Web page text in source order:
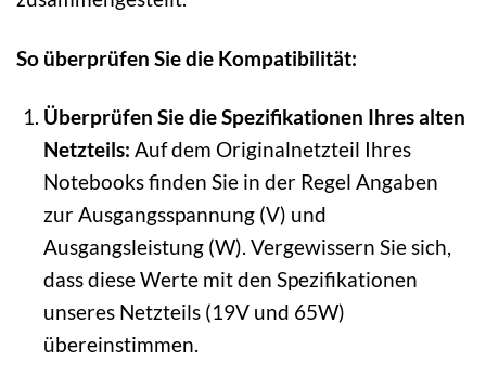
So überprüfen Sie die Kompatibilität:
Überprüfen Sie die Spezifikationen Ihres alten
Netzteils: Auf dem Originalnetzteil Ihres
Notebooks finden Sie in der Regel Angaben
zur Ausgangsspannung (V) und
Ausgangsleistung (W). Vergewissern Sie sich,
dass diese Werte mit den Spezifikationen
unseres Netzteils (19V und 65W)
übereinstimmen.